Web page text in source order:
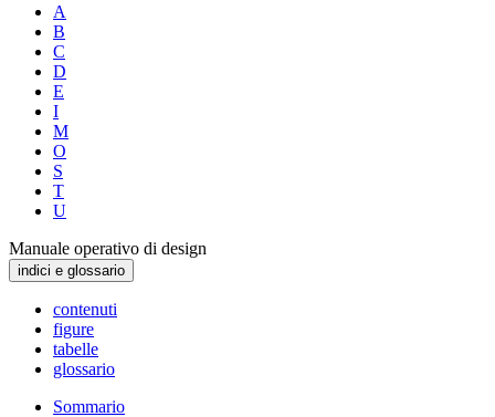
A
B
C
D
E
I
M
O
S
T
U
Manuale operativo di design
indici e glossario
contenuti
figure
tabelle
glossario
Sommario